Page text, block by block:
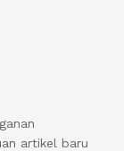
artikel baru